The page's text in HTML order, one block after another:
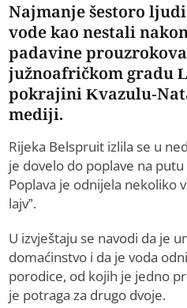
Najmanje šestoro
vode kao nestali
padavine
južnoafričkom gradu
pokrajini Kvazulu-
mediji.
Rijeka Belspruit izlila se u
je dovelo do poplave na
Poplava je odnijela nekoliko
lajv”.
U izvještaju se navodi da je
domaćinstvo i da je voda
porodice, od kojih je jedno
je potraga za drugo dvoje.